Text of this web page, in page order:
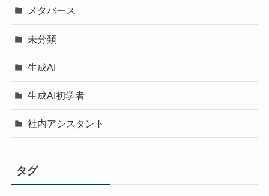
メタバース
未分類
生成AI
生成AI初学者
社内アシスタント
タグ